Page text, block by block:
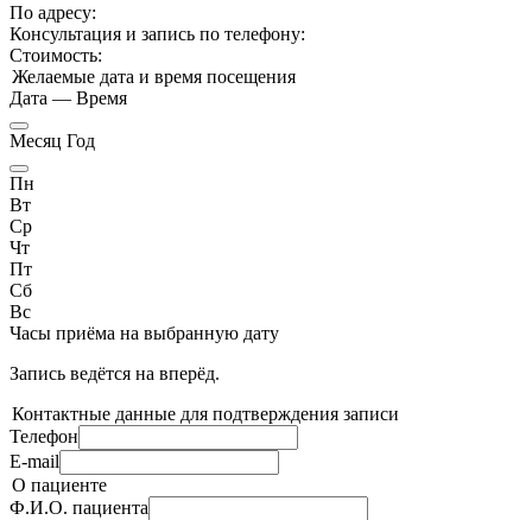
По адресу:
Консультация и запись по телефону:
Стоимость:
Желаемые дата и время посещения
Дата — Время
Месяц Год
Пн
Вт
Ср
Чт
Пт
Сб
Вс
Часы приёма на выбранную дату
Запись ведётся на вперёд.
Контактные данные для подтверждения записи
Телефон
E-mail
О пациенте
Ф.И.О. пациента